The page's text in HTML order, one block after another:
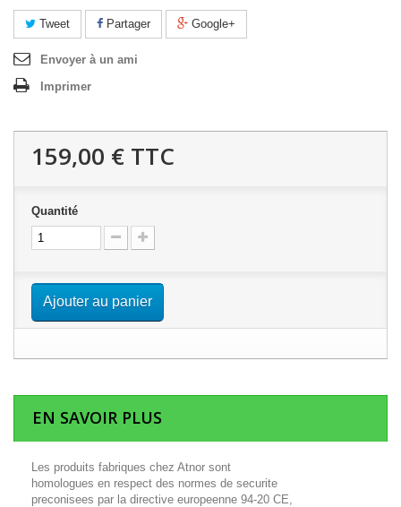
Tweet Partager Google+
Envoyer à un ami
Imprimer
159,00 € TTC
Quantité
Ajouter au panier
EN SAVOIR PLUS
Les produits fabriques chez Atnor sont
homologues en respect des normes de securite
preconisees par la directive europeenne 94-20 CE,